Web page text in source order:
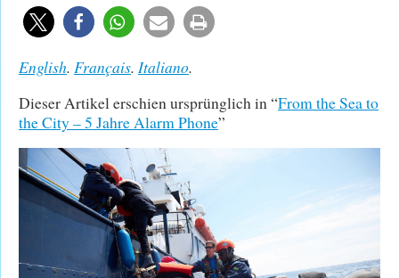
English. Français. Italiano.
Dieser Artikel erschien ursprünglich in “From the Sea to
the City – 5 Jahre Alarm Phone”